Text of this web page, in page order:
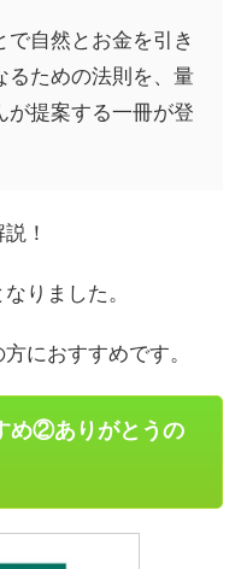
で自然とお金を引き
るための法則を、量
が提案する一冊が登
！
りました。
におすすめです。
め②ありがとうの